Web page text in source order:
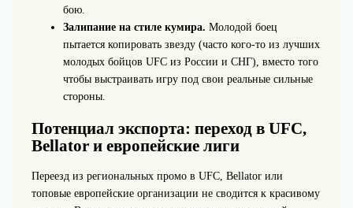
бою.
Залипание на стиле кумира. Молодой боец
пытается копировать звезду (часто кого-то из лучших
молодых бойцов UFC из России и СНГ), вместо того
чтобы выстраивать игру под свои реальные сильные
стороны.
Потенциал экспорта: переход в UFC,
Bellator и европейские лиги
Переезд из региональных промо в UFC, Bellator или
топовые европейские организации не сводится к красивому